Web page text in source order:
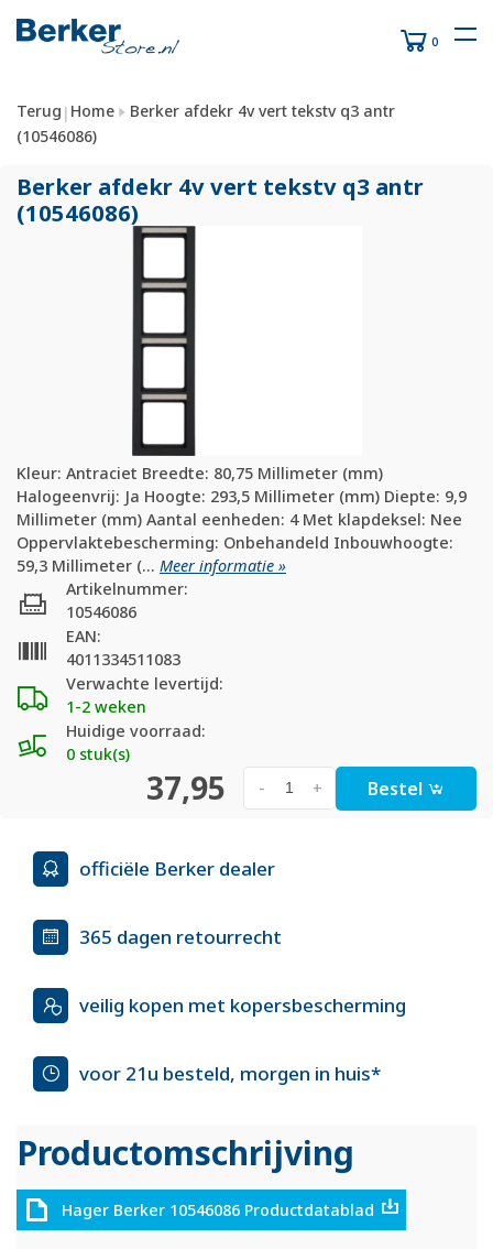
0
Terug | Home
Berker afdekr 4v vert tekstv q3 antr
(10546086)
Berker afdekr 4v vert tekstv q3 antr
(10546086)
Kleur: Antraciet Breedte: 80,75 Millimeter (mm)
Halogeenvrij: Ja Hoogte: 293,5 Millimeter (mm) Diepte: 9,9
Millimeter (mm) Aantal eenheden: 4 Met klapdeksel: Nee
Oppervlaktebescherming: Onbehandeld Inbouwhoogte:
59,3 Millimeter (... Meer informatie »
Verwachte levertijd:
1-2 weken
Huidige voorraad:
0 stuk(s)
Artikelnummer:
10546086
EAN:
4011334511083
37,95 +
- Bestel
officiële Berker dealer
365 dagen retourrecht
veilig kopen met kopersbescherming
voor 21u besteld, morgen in huis*
Productomschrijving
Hager Berker 10546086 Productdatablad